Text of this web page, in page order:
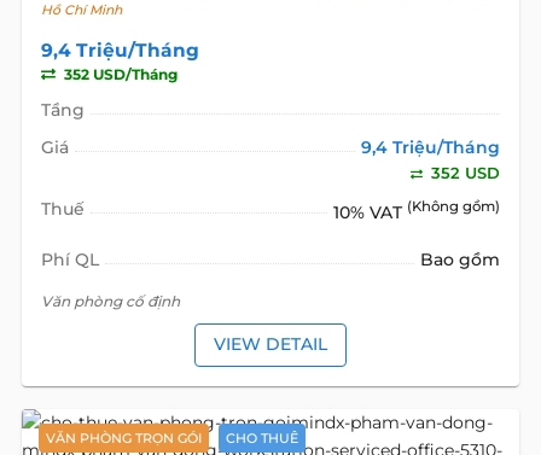
Hồ Chí Minh
9,4 Triệu/Tháng
352 USD/Tháng
Tầng
Giá
9,4 Triệu/Tháng
352 USD
Thuế 10% VAT (Không gồm)
Phí QL Bao gồm
Văn phòng cố định
VIEW DETAIL
VĂN PHÒNG TRỌN GÓI CHO THUÊ